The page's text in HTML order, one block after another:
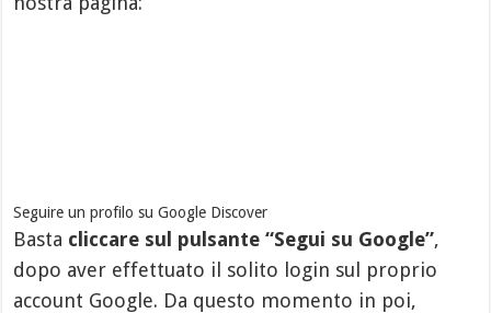
Seguire un profilo su Google Discover
Basta cliccare sul pulsante “Segui su Google”,
dopo aver effettuato il solito login sul proprio
account Google. Da questo momento in poi,